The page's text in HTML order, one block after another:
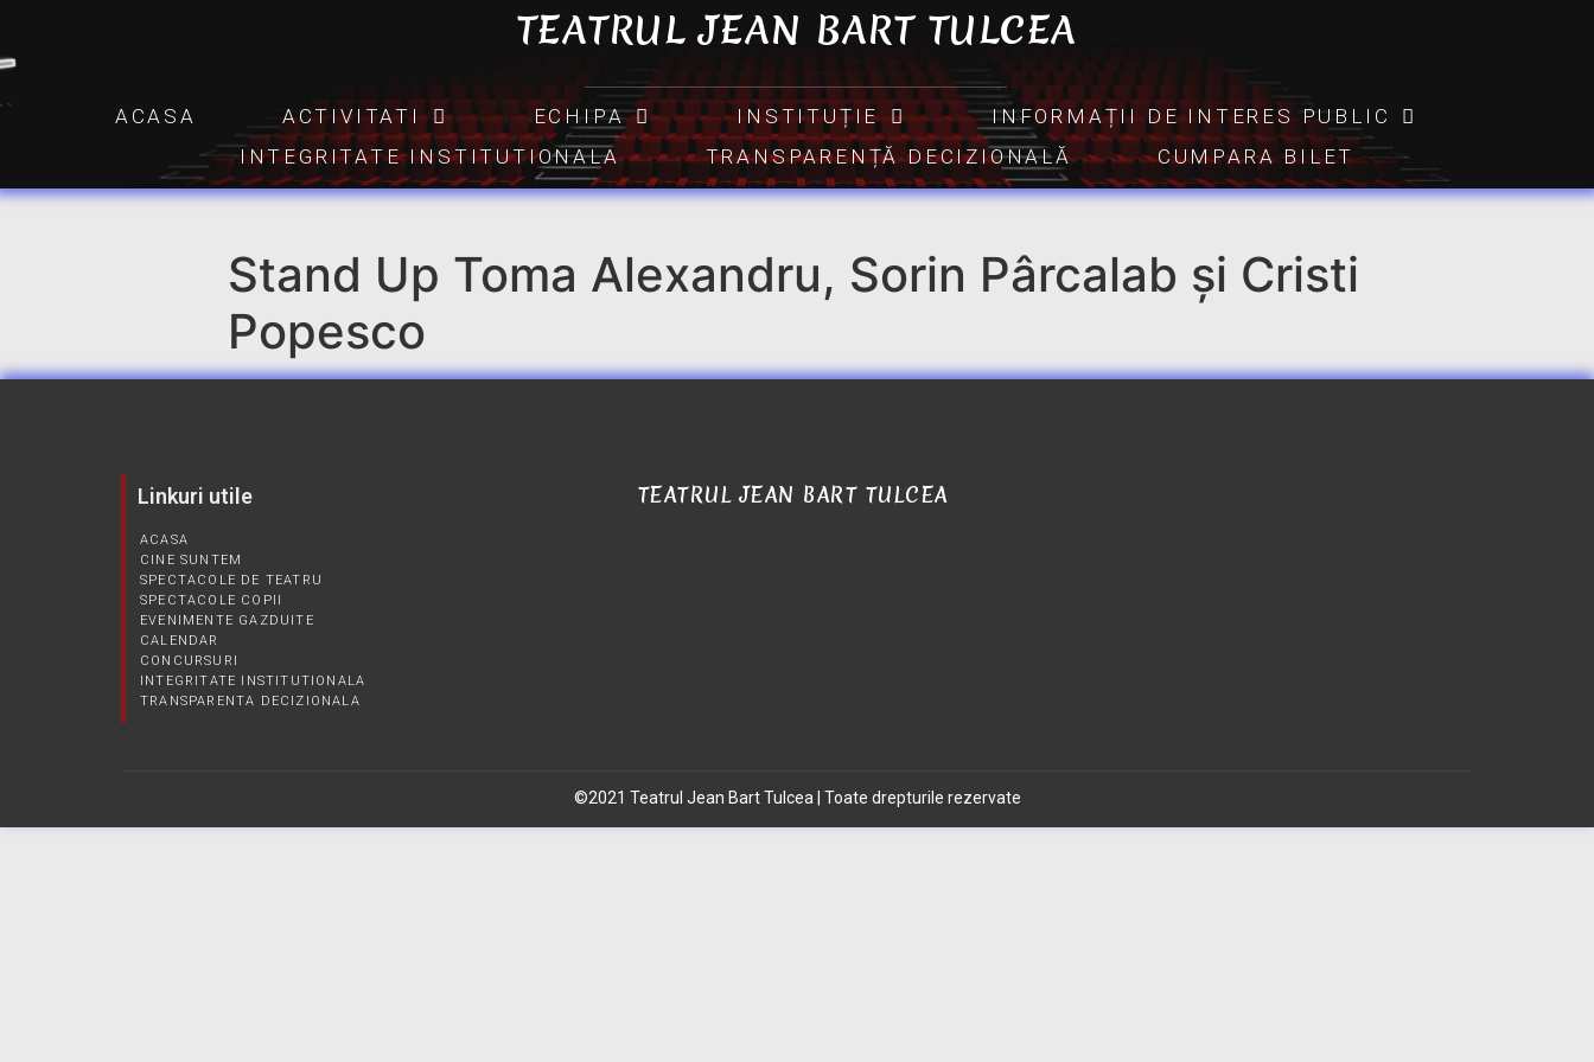
TEATRUL JEAN BART TULCEA
ACASA ACTIVITATI ECHIPA INSTITUȚIE
INFORMAȚII DE INTERES PUBLIC
INTEGRITATE INSTITUTIONALA
TRANSPARENȚĂ DECIZIONALĂ CUMPARA BILET
Stand Up Toma Alexandru, Sorin Pârcalab și Cristi
Popesco
Linkuri utile
ACASA
CINE SUNTEM
SPECTACOLE DE TEATRU
SPECTACOLE COPII
EVENIMENTE GAZDUITE
CALENDAR
CONCURSURI
INTEGRITATE INSTITUTIONALA
TRANSPARENTA DECIZIONALA
TEATRUL JEAN BART TULCEA
©2021 Teatrul Jean Bart Tulcea | Toate drepturile rezervate